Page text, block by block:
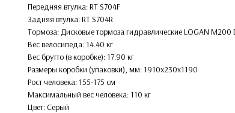
Передняя втулка: RT S704F
Задняя втулка: RT S704R
Тормоза: Дисковые тормоза гидравлические LOGAN M200
Вес велосипеда: 14.40 кг
Вес брутто (в коробке): 17.90 кг
Размеры коробки (упаковки), мм: 1910х230х1190
Рост человека: 155-175 см
Максимальный вес человека: 110 кг
Цвет: Серый